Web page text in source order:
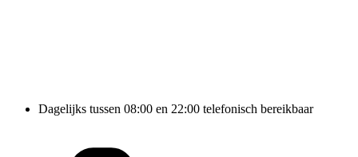
Dagelijks tussen 08:00 en 22:00 telefonisch bereikbaar